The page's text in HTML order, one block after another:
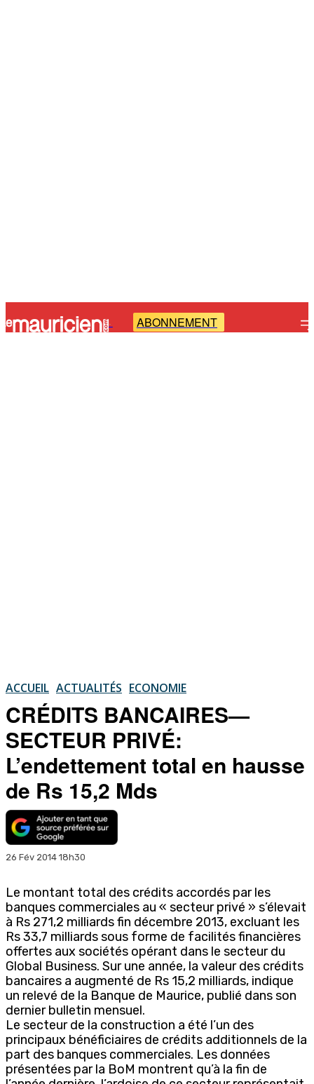
- ABONNEMENT
ACCUEIL ACTUALITÉS ECONOMIE
CRÉDITS BANCAIRES—
SECTEUR PRIVÉ:
L’endettement total en hausse
de Rs 15,2 Mds
26 Fév 2014 18h30
Le montant total des crédits accordés par les
banques commerciales au « secteur privé » s’élevait
à Rs 271,2 milliards fin décembre 2013, excluant les
Rs 33,7 milliards sous forme de facilités financières
offertes aux sociétés opérant dans le secteur du
Global Business. Sur une année, la valeur des crédits
bancaires a augmenté de Rs 15,2 milliards, indique
un relevé de la Banque de Maurice, publié dans son
dernier bulletin mensuel.
Le secteur de la construction a été l’un des
principaux bénéficiaires de crédits additionnels de la
part des banques commerciales. Les données
présentées par la BoM montrent qu’à la fin de